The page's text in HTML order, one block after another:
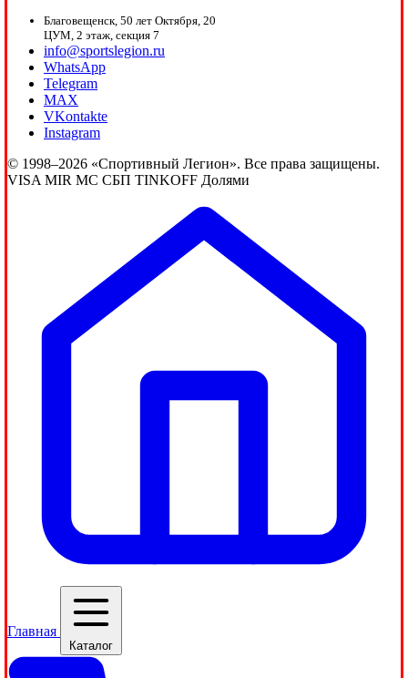
Благовещенск, 50 лет Октября, 20
ЦУМ, 2 этаж, секция 7
info@sportslegion.ru
WhatsApp
Telegram
MAX
VKontakte
Instagram
© 1998–2026 «Спортивный Легион». Все права защищены.
VISA MIR MC СБП TINKOFF Долями
Главная
Каталог